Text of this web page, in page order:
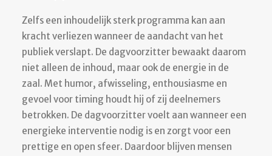
Zelfs een inhoudelijk sterk programma kan aan
kracht verliezen wanneer de aandacht van het
publiek verslapt. De dagvoorzitter bewaakt daarom
niet alleen de inhoud, maar ook de energie in de
zaal. Met humor, afwisseling, enthousiasme en
gevoel voor timing houdt hij of zij deelnemers
betrokken. De dagvoorzitter voelt aan wanneer een
energieke interventie nodig is en zorgt voor een
prettige en open sfeer. Daardoor blijven mensen